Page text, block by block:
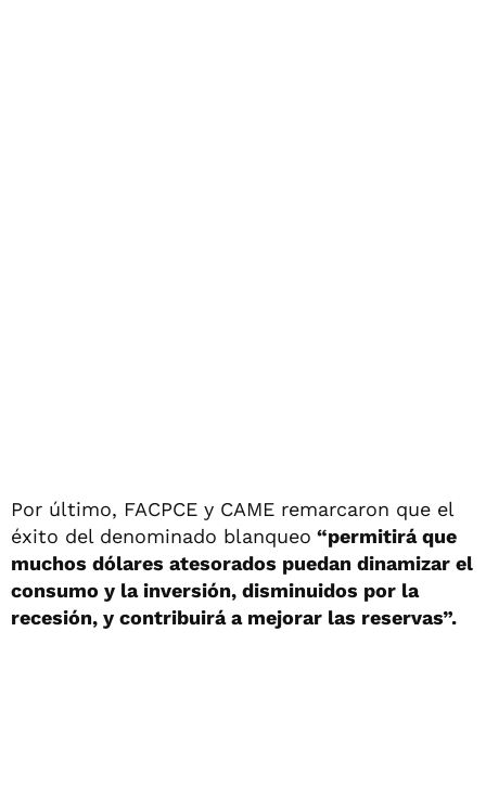
Por último, FACPCE y CAME remarcaron que el
éxito del denominado blanqueo “permitirá que
muchos dólares atesorados puedan dinamizar el
consumo y la inversión, disminuidos por la
recesión, y contribuirá a mejorar las reservas”.